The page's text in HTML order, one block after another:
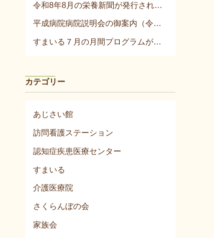
令和8年8月の栄養新聞が発行されました！
平成病院病院説明会の御案内（令和8年8月）
すまいる７月の月間プログラムが発行されました！
カテゴリー
あじさい館
訪問看護ステーション
認知症疾患医療センター
すまいる
介護医療院
さくらんぼの会
家族会